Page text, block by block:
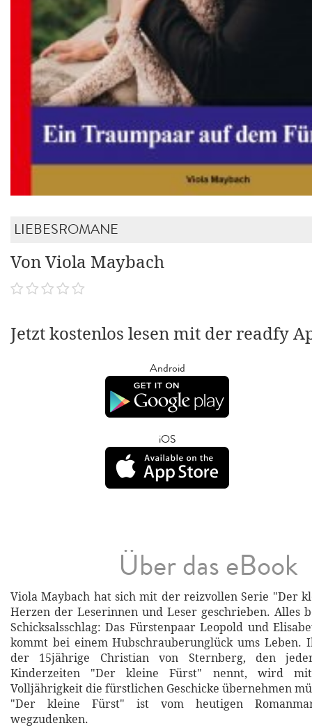
LIEBESROMANE
Von Viola Maybach
Jetzt kostenlos lesen mit der readfy
Android
iOS
Über das eBook
Viola Maybach hat sich mit der reizvollen Serie "Der
Herzen der Leserinnen und Leser geschrieben. Alles
Schicksalsschlag: Das Fürstenpaar Leopold und
kommt bei einem Hubschrauberunglück ums Leben.
der 15jährige Christian von Sternberg, den
Kinderzeiten "Der kleine Fürst" nennt, wird
Volljährigkeit die fürstlichen Geschicke übernehmen
"Der kleine Fürst" ist vom heutigen
wegzudenken.